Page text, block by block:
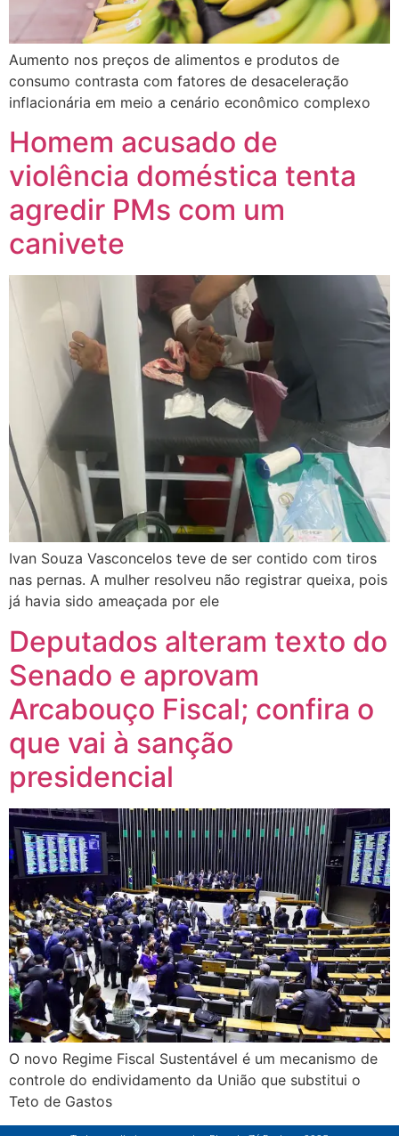
Aumento nos preços de alimentos e produtos de
consumo contrasta com fatores de desaceleração
inflacionária em meio a cenário econômico complexo
Homem acusado de
violência doméstica tenta
agredir PMs com um
canivete
Ivan Souza Vasconcelos teve de ser contido com tiros
nas pernas. A mulher resolveu não registrar queixa, pois
já havia sido ameaçada por ele
Deputados alteram texto do
Senado e aprovam
Arcabouço Fiscal; confira o
que vai à sanção
presidencial
O novo Regime Fiscal Sustentável é um mecanismo de
controle do endividamento da União que substitui o
Teto de Gastos